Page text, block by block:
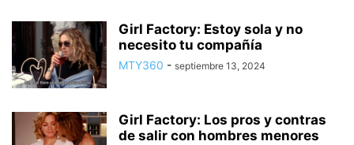
Girl Factory: Estoy sola y no
necesito tu compañía
MTY360 - septiembre 13, 2024
Girl Factory: Los pros y contras
de salir con hombres menores